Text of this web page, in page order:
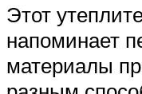
Этот
напоминает
материалы